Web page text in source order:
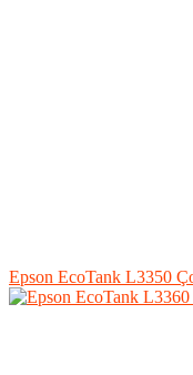
Epson EcoTank L3350